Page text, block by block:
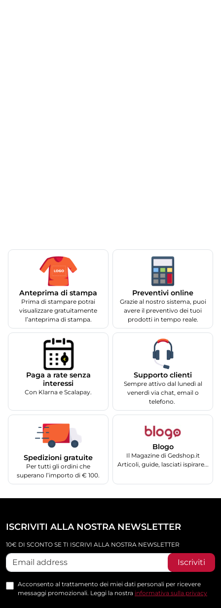
Anteprima di stampa
Prima di stampare potrai
visualizzare gratuitamente
l’anteprima di stampa.
Preventivi online
Grazie al nostro sistema, puoi
avere il preventivo dei tuoi
prodotti in tempo reale.
Paga a rate senza
interessi
Con Klarna e Scalapay.
Supporto clienti
Sempre attivo dal lunedì al
venerdì via chat, email o
telefono.
Spedizioni gratuite
Per tutti gli ordini che
superano l’importo di € 100.
Blogo
Il Magazine di Gedshop.it
Articoli, guide, lasciati ispirare...
ISCRIVITI ALLA NOSTRA NEWSLETTER
10€ DI SCONTO SE TI ISCRIVI ALLA NOSTRA NEWSLETTER
Iscriviti
Acconsento al trattamento dei miei dati personali per ricevere
messaggi promozionali. Leggi la nostra informativa sulla privacy